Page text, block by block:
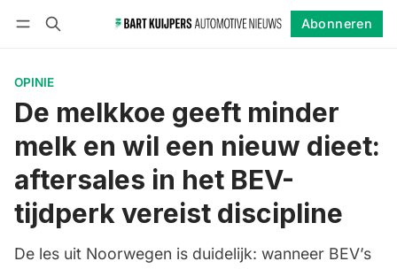
Abonneren
OPINIE
De melkkoe geeft minder
melk en wil een nieuw dieet:
aftersales in het BEV-
tijdperk vereist discipline
De les uit Noorwegen is duidelijk: wanneer BEV’s